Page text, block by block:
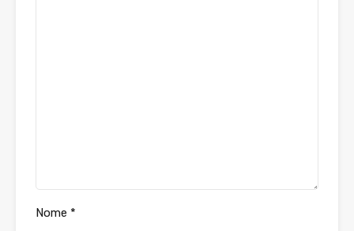
Nome *